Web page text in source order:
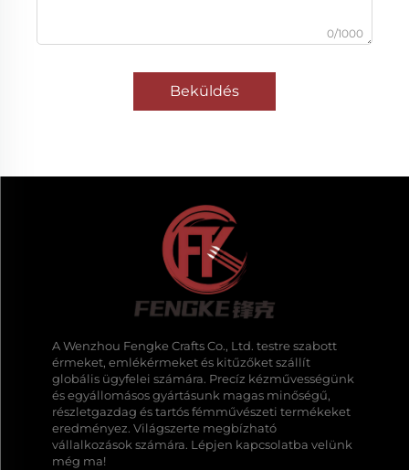
0/1000
Beküldés
A Wenzhou Fengke Crafts Co., Ltd. testre szabott
érmeket, emlékérmeket és kitűzőket szállít
globális ügyfelei számára. Precíz kézművességünk
és egyállomásos gyártásunk magas minőségű,
részletgazdag és tartós fémművészeti termékeket
eredményez. Világszerte megbízható
vállalkozások számára. Lépjen kapcsolatba velünk
még ma!